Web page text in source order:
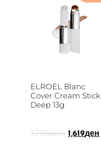
ELROEL Blanc
Cover Cream Stick
Deep 13g
1,799ден 1,619ден